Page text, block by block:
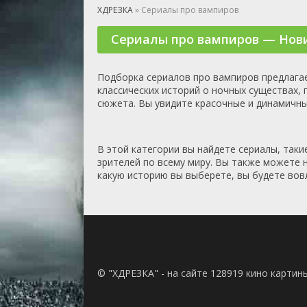
👫
🕺 Мюзикл
👨‍💻
🎤 Ток-
🧙‍♀️
ХДРЕЗКА» Сериалы про вампиров
Сериалы про вампиров —
Подборка сериалов про вампиров
классических историй о ночных
сюжета. Вы увидите красочные и
В этой категории вы найдете сериалы,
зрителей по всему миру. Вы также можете
какую историю вы выберете, вы будете
© "ХДРЕЗКА" - на сайте 128919 кино